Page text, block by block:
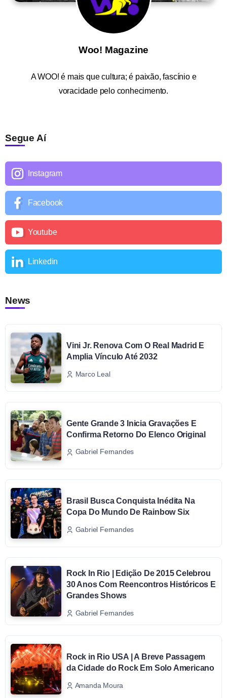
Woo! Magazine
AWOO! é mais que cultura; é paixão, fascínio e
voracidade pelo conhecimento.
Segue Aí
Instagram
Facebook
Youtube
Linkedin
News
Vini Jr. Renova Com O Real Madrid E
Amplia Vínculo Até 2032
Marco Leal
Gente Grande 3 Inicia Gravações E
Confirma Retorno Do Elenco Original
Gabriel Fernandes
Brasil Busca Conquista Inédita Na
Copa Do Mundo De Rainbow Six
Gabriel Fernandes
Rock In Rio | Edição De 2015 Celebrou
30 Anos Com Reencontros Históricos E
Grandes Shows
Gabriel Fernandes
Rock in Rio USA | A Breve Passagem
da Cidade do Rock Em Solo Americano
Amanda Moura